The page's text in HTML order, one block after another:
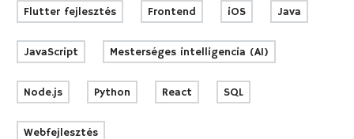
Flutter fejlesztés Frontend iOS Java
JavaScript Mesterséges intelligencia (AI)
Node.js Python React SQL
Webfejlesztés